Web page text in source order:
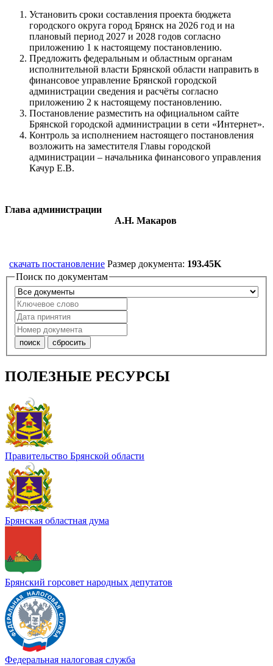
Установить сроки составления проекта бюджета
городского округа город Брянск на 2026 год и на
плановый период 2027 и 2028 годов согласно
приложению 1 к настоящему постановлению.
Предложить федеральным и областным органам
исполнительной власти Брянской области направить в
финансовое управление Брянской городской
администрации сведения и расчёты согласно
приложению 2 к настоящему постановлению.
Постановление разместить на официальном сайте
Брянской городской администрации в сети «Интернет».
Контроль за исполнением настоящего постановления
возложить на заместителя Главы городской
администрации – начальника финансового управления
Качур Е.В.
Глава администрации
А.Н. Макаров
скачать постановление Размер документа: 193.45K
Поиск по документам
ПОЛЕЗНЫЕ РЕСУРСЫ
Правительство Брянской области
Брянская областная дума
Брянский горсовет народных депутатов
Федеральная налоговая служба